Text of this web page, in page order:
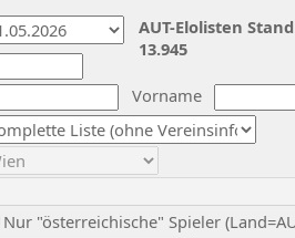
Vorname
Nur "österreichische" Spieler
AUT-Elolisten
13.945